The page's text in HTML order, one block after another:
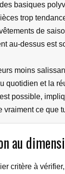
basiques
trop
de
au-dessus est
moins
quotidien et la
possible,
vraiment ce que
au
critère à